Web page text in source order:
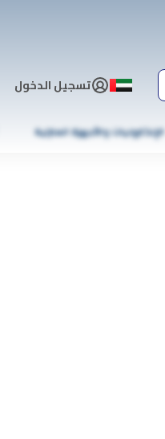
تسجيل الدخول
الإلكترونيات والأجهزة المنزلية